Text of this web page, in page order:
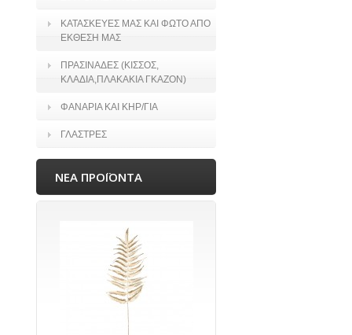
ΚΑΤΑΣΚΕΥΕΣ ΜΑΣ ΚΑΙ ΦΩΤΟ ΑΠΟ
ΕΚΘΕΣΗ ΜΑΣ
ΠΡΑΣΙΝΑΔΕΣ (ΚΙΣΣΟΣ,
ΚΛΑΔΙΑ,ΠΛΑΚΑΚΙΑ ΓΚΑΖΟΝ)
ΦΑΝΑΡΙΑ ΚΑΙ ΚΗΡ/ΓΙΑ
ΓΛΑΣΤΡΕΣ
ΝΕΑ ΠΡΟΪΟΝΤΑ